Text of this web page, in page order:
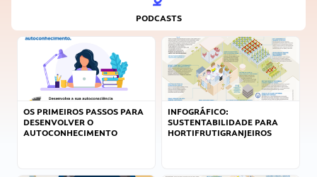
PODCASTS
OS PRIMEIROS PASSOS PARA
DESENVOLVER O
AUTOCONHECIMENTO
INFOGRÁFICO:
SUSTENTABILIDADE PARA
HORTIFRUTIGRANJEIROS